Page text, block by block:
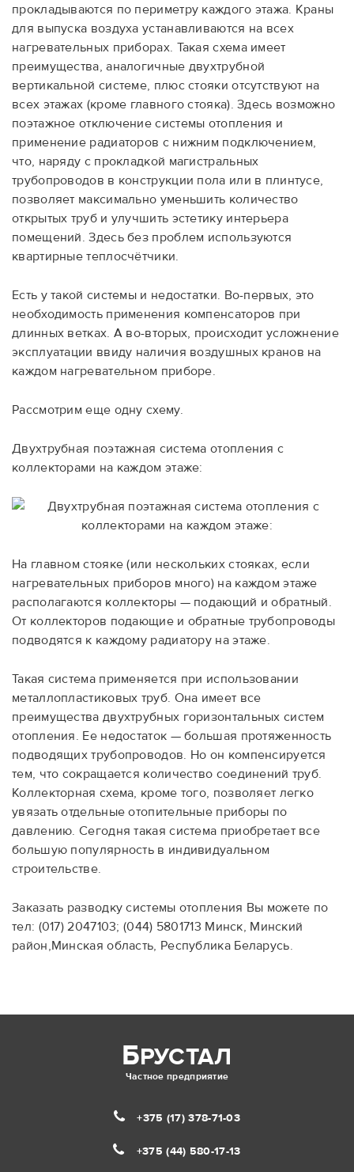
прокладываются по периметру каждого этажа. Краны
для выпуска воздуха устанавливаются на всех
нагревательных приборах. Такая схема имеет
преимущества, аналогичные двухтрубной
вертикальной системе, плюс стояки отсутствуют на
всех этажах (кроме главного стояка). Здесь возможно
поэтажное отключение системы отопления и
применение радиаторов с нижним подключением,
что, наряду с прокладкой магистральных
трубопроводов в конструкции пола или в плинтусе,
позволяет максимально уменьшить количество
открытых труб и улучшить эстетику интерьера
помещений. Здесь без проблем используются
квартирные теплосчётчики.
Есть у такой системы и недостатки. Во-первых, это
необходимость применения компенсаторов при
длинных ветках. А во-вторых, происходит усложнение
эксплуатации ввиду наличия воздушных кранов на
каждом нагревательном приборе.
Рассмотрим еще одну схему.
Двухтрубная поэтажная система отопления с
коллекторами на каждом этаже:
На главном стояке (или нескольких стояках, если
нагревательных приборов много) на каждом этаже
располагаются коллекторы — подающий и обратный.
От коллекторов подающие и обратные трубопроводы
подводятся к каждому радиатору на этаже.
Такая система применяется при использовании
металлопластиковых труб. Она имеет все
преимущества двухтрубных горизонтальных систем
отопления. Ее недостаток — большая протяженность
подводящих трубопроводов. Но он компенсируется
тем, что сокращается количество соединений труб.
Коллекторная схема, кроме того, позволяет легко
увязать отдельные отопительные приборы по
давлению. Сегодня такая система приобретает все
большую популярность в индивидуальном
строительстве.
Заказать разводку системы отопления Вы можете по
тел: (017) 2047103; (044) 5801713 Минск, Минский
район,Минская область, Республика Беларусь.
БРУСТАЛ
Частное предприятие
+375 (17) 378-71-03
+375 (44) 580-17-13